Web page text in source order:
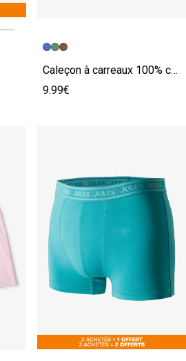
Caleçon à carreaux 100% coton
9.99€